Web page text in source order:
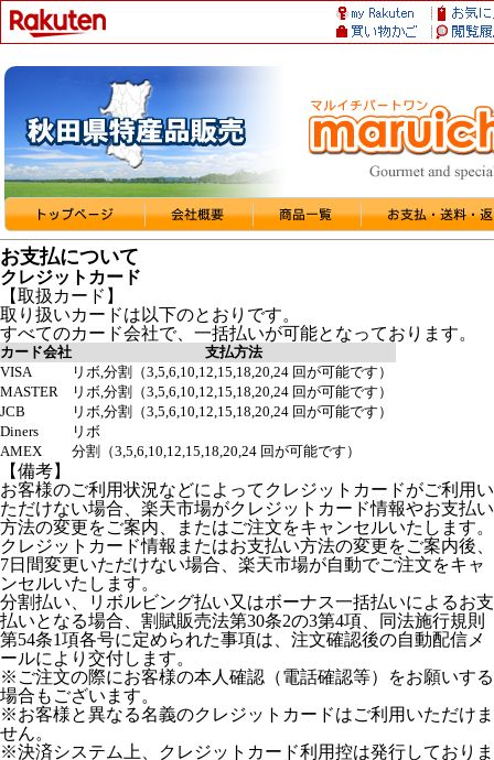
お支払について
クレジットカード
【取扱カード】
取り扱いカードは以下のとおりです。
すべてのカード会社で、一括払いが可能となっております。
カード会社
支払方法
VISA
リボ,分割（3,5,6,10,12,15,18,20,24 回が可能です）
MASTER
リボ,分割（3,5,6,10,12,15,18,20,24 回が可能です）
JCB
リボ,分割（3,5,6,10,12,15,18,20,24 回が可能です）
Diners
リボ
AMEX
分割（3,5,6,10,12,15,18,20,24 回が可能です）
【備考】
お客様のご利用状況などによってクレジットカードがご利用い
ただけない場合、楽天市場がクレジットカード情報やお支払い
方法の変更をご案内、またはご注文をキャンセルいたします。
クレジットカード情報またはお支払い方法の変更をご案内後、
7日間変更いただけない場合、楽天市場が自動でご注文をキャ
ンセルいたします。
分割払い、リボルビング払い又はボーナス一括払いによるお支
払いとなる場合、割賦販売法第30条2の3第4項、同法施行規則
第54条1項各号に定められた事項は、注文確認後の自動配信メ
ールにより交付します。
※ご注文の際にお客様の本人確認（電話確認等）をお願いする
場合もございます。
※お客様と異なる名義のクレジットカードはご利用いただけま
せん。
※決済システム上、クレジットカード利用控は発行しておりま